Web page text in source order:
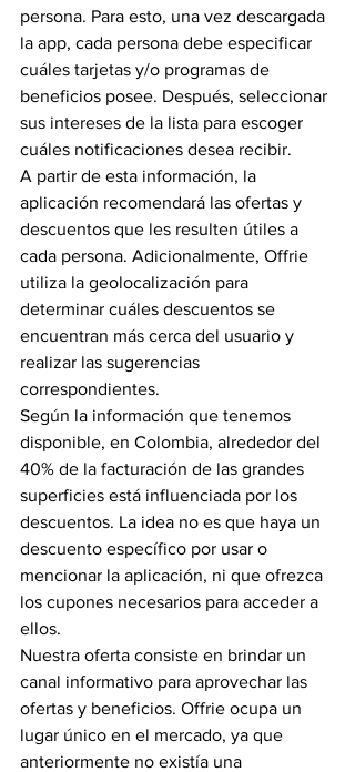
persona. Para esto, una vez descargada
la app, cada persona debe especificar
cuáles tarjetas y/o programas de
beneficios posee. Después, seleccionar
sus intereses de la lista para escoger
cuáles notificaciones desea recibir.
A partir de esta información, la
aplicación recomendará las ofertas y
descuentos que les resulten útiles a
cada persona. Adicionalmente, Offrie
utiliza la geolocalización para
determinar cuáles descuentos se
encuentran más cerca del usuario y
realizar las sugerencias
correspondientes.
Según la información que tenemos
disponible, en Colombia, alrededor del
40% de la facturación de las grandes
superficies está influenciada por los
descuentos. La idea no es que haya un
descuento específico por usar o
mencionar la aplicación, ni que ofrezca
los cupones necesarios para acceder a
ellos.
Nuestra oferta consiste en brindar un
canal informativo para aprovechar las
ofertas y beneficios. Offrie ocupa un
lugar único en el mercado, ya que
anteriormente no existía una